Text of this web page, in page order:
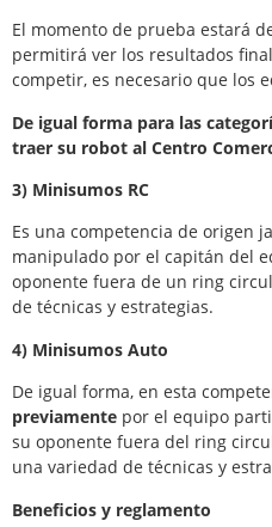
El momento de prueba estará
permitirá ver los resultados
competir, es necesario que los
De igual forma para las
traer su robot al Centro
3) Minisumos RC
Es una competencia de origen
manipulado por el capitán del
oponente fuera de un ring
de técnicas y estrategias.
4) Minisumos Auto
De igual forma, en esta
previamente por el equipo
su oponente fuera del ring
una variedad de técnicas y
Beneficios y reglamento